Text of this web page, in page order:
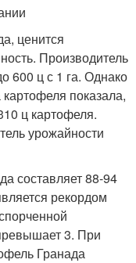
ценится
Производитель
600 ц с 1 га. Однако
показала,
ц картофеля.
урожайности
составляет 88-94
рекордом
3. При
Гранада